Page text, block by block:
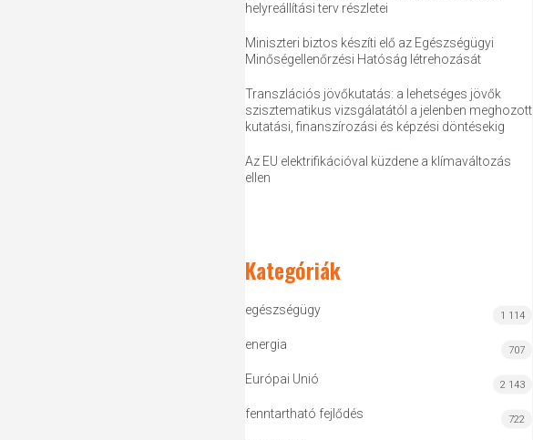
helyreállítási terv részletei
Miniszteri biztos készíti elő az Egészségügyi
Minőségellenőrzési Hatóság létrehozását
Transzlációs jövőkutatás: a lehetséges jövők
szisztematikus vizsgálatától a jelenben meghozott
kutatási, finanszírozási és képzési döntésekig
Az EU elektrifikációval küzdene a klímaváltozás
ellen
Kategóriák
egészségügy 1 114
energia 707
Európai Unió 2 143
fenntartható fejlődés 722